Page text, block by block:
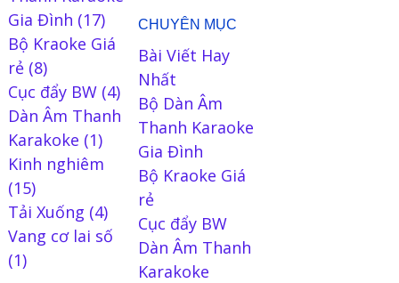
Gia Đình (17)
Bộ Kraoke Giá
rẻ(8)
Cục đẩy BW(4)
Dàn Âm Thanh
Karakoke (1)
Kinh nghiêm
(15)
Tải Xuống (4)
Vang cơ lai số
(1)
CHUYÊN MỤC
Bài Viết Hay
Nhất
Bộ Dàn Âm
Thanh Karaoke
Gia Đình
Bộ Kraoke Giá
rẻ
Cục đẩy BW
Dàn Âm Thanh
Karakoke